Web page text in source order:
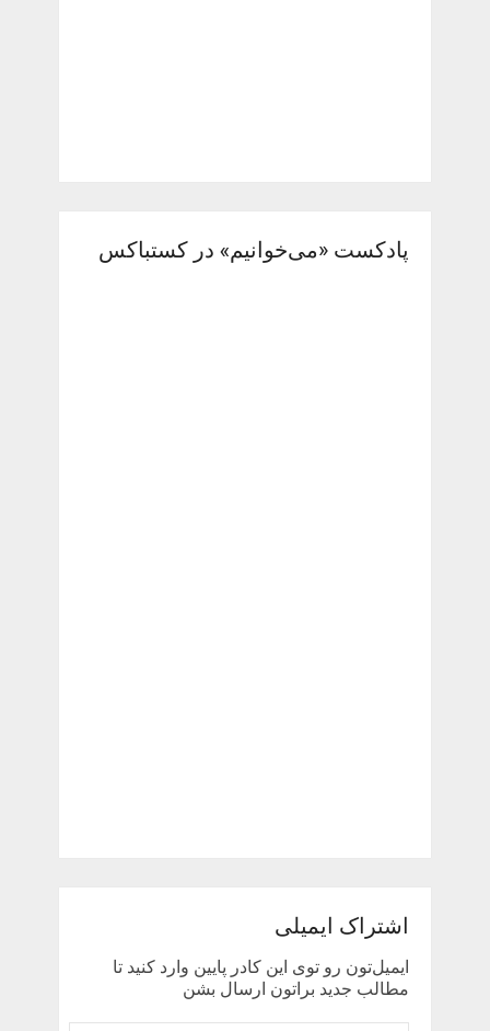
پادکست «می‌خوانیم» در کستباکس
اشتراک ایمیلی
ایمیل‌تون رو توی این کادر پایین وارد کنید تا
مطالب جدید براتون ارسال بشن